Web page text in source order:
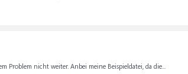
nicht weiter. Anbei meine Beispieldatei, da die...